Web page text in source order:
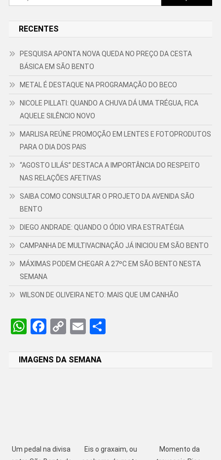
por:
RECENTES
PESQUISA APONTA NOVA QUEDA NO PREÇO DA CESTA
BÁSICA EM SÃO BENTO
METAL É DESTAQUE NA PROGRAMAÇÃO DO BECO
NICOLE PILLATI: QUANDO A CHUVA DÁ UMA TRÉGUA, FICA
AQUELE SILÊNCIO NOVO
MARLISA REÚNE PROMOÇÃO EM LENTES E FOTOPRODUTOS
PARA O DIA DOS PAIS
“AGOSTO LILÁS” DESTACA A IMPORTÂNCIA DO RESPEITO
NAS RELAÇÕES AFETIVAS
SAIBA COMO CONSULTAR O PROJETO DA AVENIDA SÃO
BENTO
DIEGO ANDRADE: QUANDO O ÓDIO VIRA ESTRATÉGIA
CAMPANHA DE MULTIVACINAÇÃO JÁ INICIOU EM SÃO BENTO
MÁXIMAS PODEM CHEGAR A 27ºC EM SÃO BENTO NESTA
SEMANA
WILSON DE OLIVEIRA NETO: MAIS QUE UM CANHÃO
WhatsApp
Facebook
CopyEmail
IMAGENS DA SEMANA
Um pedal na divisa
Eis o graxaim, ou
Momento da